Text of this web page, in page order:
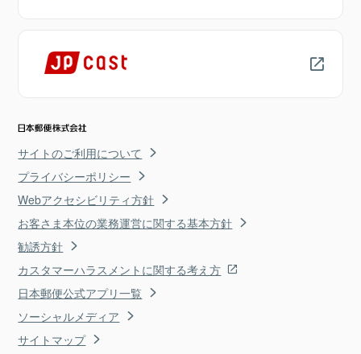
サイトのご利用について
プライバシーポリシー
Webアクセシビリティ方針
お客さま本位の業務運営に関する基本方針
勧誘方針
カスタマーハラスメントに関する考え方
日本郵便公式アプリ一覧
ソーシャルメディア
サイトマップ